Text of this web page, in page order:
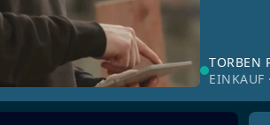
TORBEN
EINKAUF